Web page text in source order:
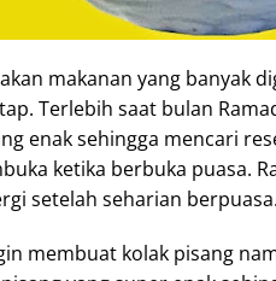
makanan yang banyak
Terlebih saat bulan
enak sehingga mencari
ketika berbuka puasa.
setelah seharian berpuasa.
membuat kolak pisang